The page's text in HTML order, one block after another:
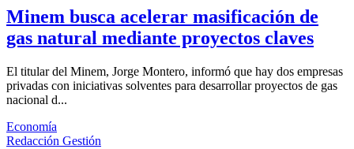
Minem busca acelerar masificación de
gas natural mediante proyectos claves
El titular del Minem, Jorge Montero, informó que hay dos empresas
privadas con iniciativas solventes para desarrollar proyectos de gas
nacional d...
Economía
Redacción Gestión